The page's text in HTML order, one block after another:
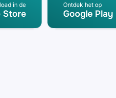
in de
Store
Ontdek het op
Google Play